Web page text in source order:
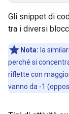
Gli snippet di
tra i diversi
Nota: la
perché si
riflette con
vanno da -1